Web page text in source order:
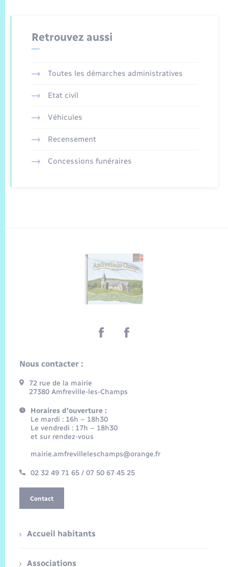
Retrouvez aussi
Toutes les démarches administratives
Etat civil
Véhicules
Recensement
Concessions funéraires
Nous contacter :
72 rue de la mairie
27380 Amfreville-les-Champs
Horaires d'ouverture :
Le mardi : 16h – 18h30
Le vendredi : 17h – 18h30
et sur rendez-vous
mairie.amfrevilleleschamps@orange.fr
02 32 49 71 65 / 07 50 67 45 25
Contact
Accueil habitants
Associations